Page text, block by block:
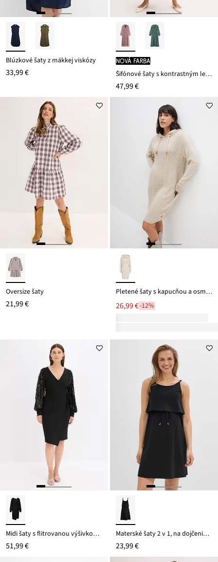
Blúzkové šaty z mäkkej viskózy
33,99 €
nová farba
Šifónové šaty s kontrastným lemovaním
47,99 €
Oversize šaty
21,99 €
Pletené šaty s kapucňou a osmičkovým vzorom
26,99 €-12%
Midi šaty s flitrovanou výšivkou na rukávoch
51,99 €
Materské šaty 2 v 1, na dojčenie, z bio bavlny
23,99 €